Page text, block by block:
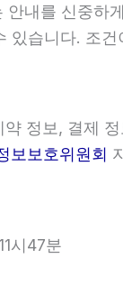
내를 신중
습니다. 조
정보, 결제
보보호위원회
시47분